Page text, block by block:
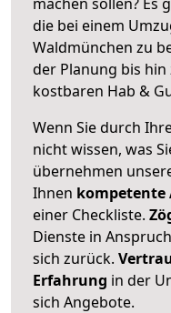
die bei einem
Waldmünchen zu
der Planung bis
kostbaren Hab &
Wenn Sie durch
nicht wissen, was
übernehmen
Ihnen kompetente
einer Checkliste.
Dienste in
sich zurück.
Erfahrung in der
sich Angebote.